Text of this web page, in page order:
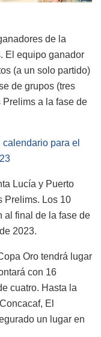
de la
El equipo ganador
(a un solo partido)
de grupos (tres
a la fase de
para el
Lucía y Puerto
Prelims. Los 10
al final de la fase de
2023.
Oro tendrá lugar
con 16
cuatro. Hasta la
El
un lugar en